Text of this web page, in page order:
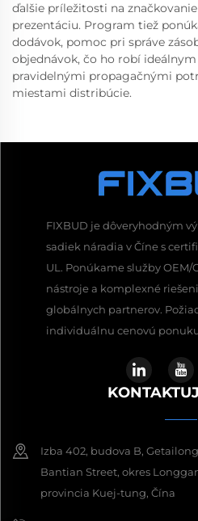
ďalšie príležitosti na
prezentáciu. Program tiež
dodávok, pomoc pri správe
objednávok, čo ho robí
pravidelnými propagačnými
miestami distribúcie.
FIXBUD je dôveryhodným
sadiek náradia v Číne s
UL. Ponúkame služby OEM/
nástroje a komplexné
globálnych partnerov.
individuálnu cenovú
Izba 402, budova B,
Bantian Street, okres
provincia Kuej-tung, Čína